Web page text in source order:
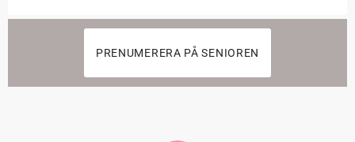
PRENUMERERA PÅ SENIOREN